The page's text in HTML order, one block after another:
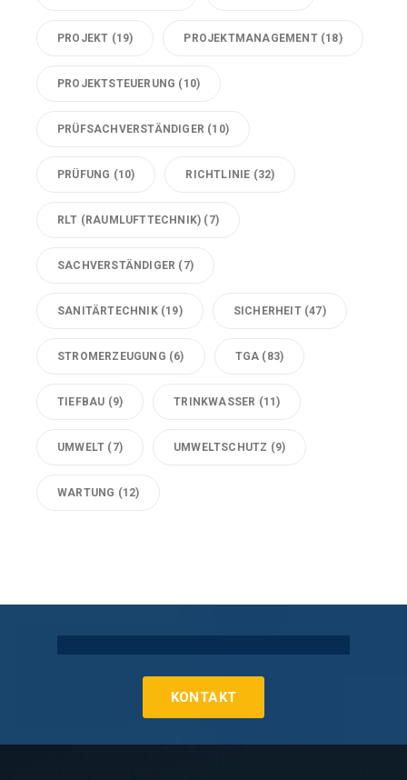
PROJEKT (19) PROJEKTMANAGEMENT(18)
PROJEKTSTEUERUNG (10)
PRÜFSACHVERSTÄNDIGER (10)
PRÜFUNG (10) RICHTLINIE (32)
RLT (RAUMLUFTTECHNIK) (7)
SACHVERSTÄNDIGER (7)
SANITÄRTECHNIK(19) SICHERHEIT(47)
STROMERZEUGUNG (6) TGA (83)
TIEFBAU (9) TRINKWASSER (11)
UMWELT (7) UMWELTSCHUTZ (9)
WARTUNG (12)
KONTAKT